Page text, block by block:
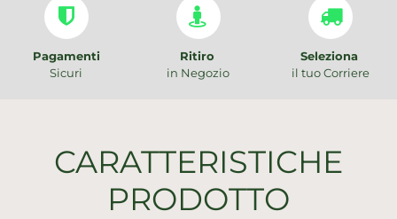
Pagamenti
Sicuri
Ritiro
in Negozio
Seleziona
il tuo Corriere
CARATTERISTICHE
PRODOTTO